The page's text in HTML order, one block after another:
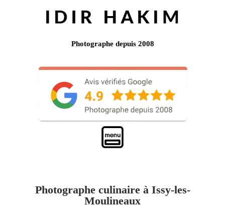
Photographe depuis 2008
Photographe culinaire à Issy-les-
Moulineaux